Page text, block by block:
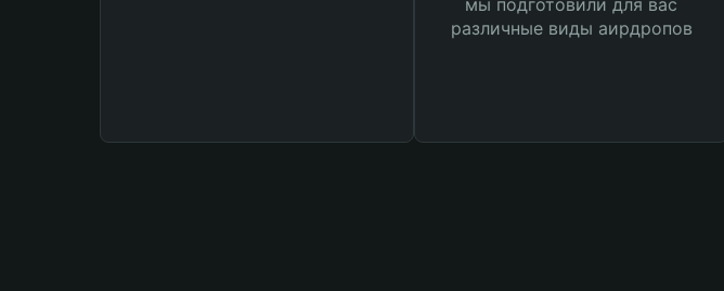
мы подготовили для вас
различные виды аирдропов